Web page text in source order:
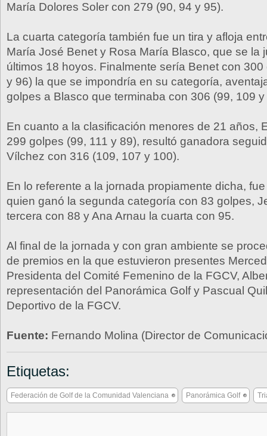
María Dolores Soler con 279 (90, 94 y 95).
La cuarta categoría también fue un tira y afloja
María José Benet y Rosa María Blasco, que se la
últimos 18 hoyos. Finalmente sería Benet con
y 96) la que se impondría en su categoría,
golpes a Blasco que terminaba con 306 (99, 109 y
En cuanto a la clasificación menores de 21 años,
299 golpes (99, 111 y 89), resultó ganadora
Vílchez con 316 (109, 107 y 100).
En lo referente a la jornada propiamente dicha,
quien ganó la segunda categoría con 83 golpes,
tercera con 88 y Ana Arnau la cuarta con 95.
Al final de la jornada y con gran ambiente se
de premios en la que estuvieron presentes
Presidenta del Comité Femenino de la FGCV,
representación del Panorámica Golf y Pascual
Deportivo de la FGCV.
Fuente: Fernando Molina (Director de
Etiquetas:
Federación de Golf de la Comunidad Valenciana Panorámica Golf